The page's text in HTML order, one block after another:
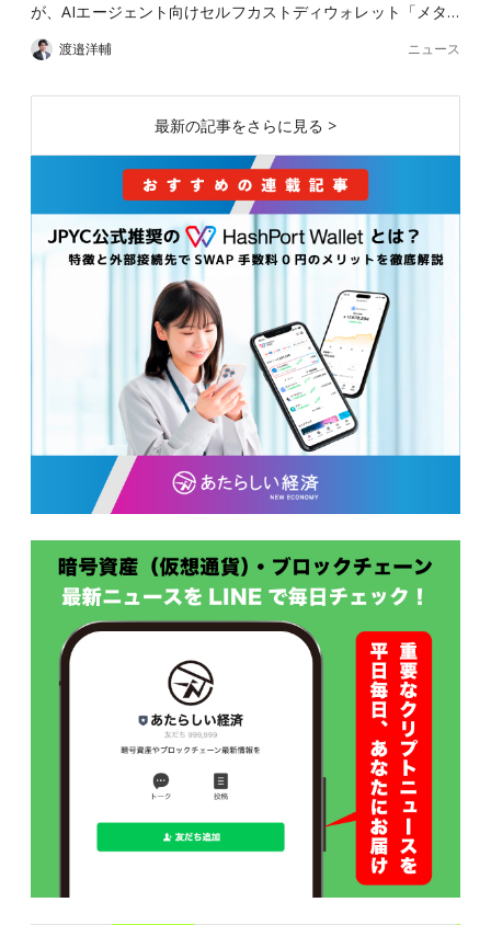
が、AIエージェント向けセルフカストディウォレット「メタ…
渡邉洋輔 ニュース
最新の記事をさらに見る >